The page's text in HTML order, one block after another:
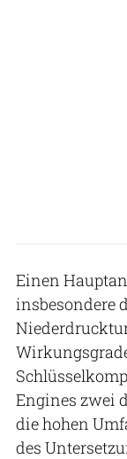
Einen
insbesondere
Engines zwei
die hohen
des